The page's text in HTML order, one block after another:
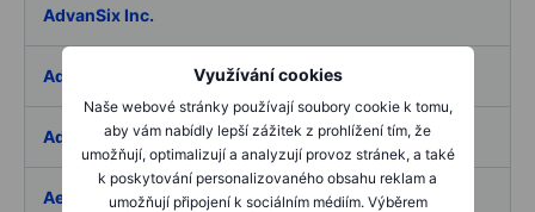
Využívání cookies
Naše webové stránky používají soubory cookie k tomu,
aby vám nabídly lepší zážitek z prohlížení tím, že
umožňují, optimalizují a analyzují provoz stránek, a také
k poskytování personalizovaného obsahu reklam a
umožňují připojení k sociálním médiím. Výběrem
AdvanSix Inc.
Advantage Solutions Inc.
Adyen NV
Aebi Schmidt Holding AG